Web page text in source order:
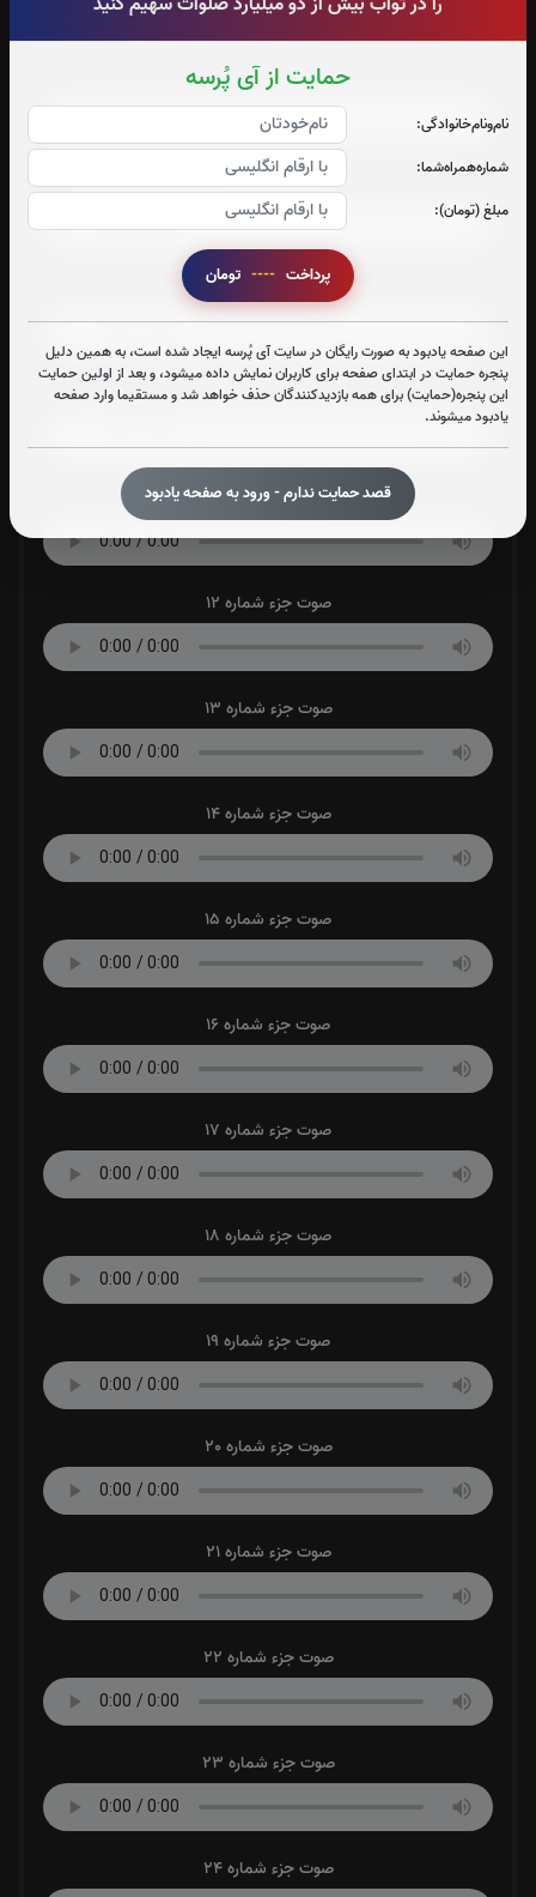
حمایت از آی پُرسه
نام‌و‌نام‌خانوادگی:
شماره‌همراه‌شما:
مبلغ (تومان):
پرداخت ----
این صفحه یادبود به صورت رایگان در سایت آی پُرسه ایجاد شده است، به همین دلیل
پنجره حمایت در ابتدای صفحه برای کاربران نمایش داده میشود، و بعد از اولین حمایت
این پنجره(حمایت) برای همه بازدیدکنندگان حذف خواهد شد و مستقیما وارد صفحه
یادبود میشوند.
قصد حمایت ندارم - ورود به صفحه یادبود
صوت جزء شماره 7
صوت جزء شماره 8
صوت جزء شماره 9
صوت جزء شماره 10
صوت جزء شماره 11
صوت جزء شماره 12
صوت جزء شماره 13
صوت جزء شماره 14
صوت جزء شماره 15
صوت جزء شماره 16
صوت جزء شماره 17
صوت جزء شماره 18
صوت جزء شماره 19
صوت جزء شماره 20
صوت جزء شماره 21
صوت جزء شماره 22
صوت جزء شماره 23
صوت جزء شماره 24